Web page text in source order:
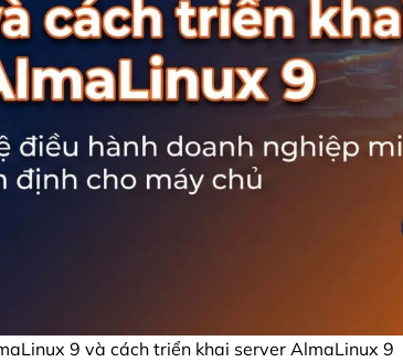
9 và cách triển khai server AlmaLinux 9